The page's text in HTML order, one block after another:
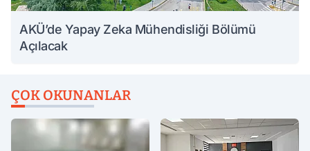
AKÜ’de Yapay Zeka Mühendisliği Bölümü
Açılacak
ÇOK OKUNANLAR